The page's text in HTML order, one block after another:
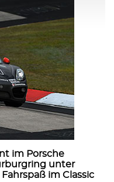
im Porsche
unter
im Classic